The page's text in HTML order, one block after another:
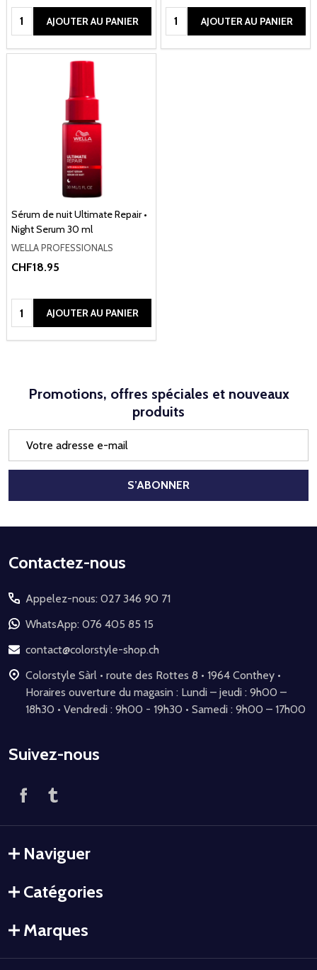
Quantité:AJOUTER AU PANIER Quantité:AJOUTER AU PANIER
Sérum de nuit Ultimate Repair •
Night Serum 30 ml
WELLA PROFESSIONALS
CHF18.95
Quantité:AJOUTER AU PANIER
Promotions, offres spéciales et nouveaux
produits
mail
S’ABONNER
Début
pied
de
page
Contactez-nous
Appelez-nous: 027 346 90 71
WhatsApp: 076 405 85 15
contact@colorstyle-shop.ch
Colorstyle Sàrl • route des Rottes 8 • 1964 Conthey •
Horaires ouverture du magasin : Lundi – jeudi : 9h00 –
18h30 • Vendredi : 9h00 - 19h30 • Samedi : 9h00 – 17h00
Suivez-nous
Naviguer
Catégories
Marques